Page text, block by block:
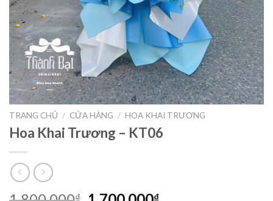
TRANG CHỦ / CỬA HÀNG / HOA KHAI TRƯƠNG
Hoa Khai Trương – KT06
₫ ₫